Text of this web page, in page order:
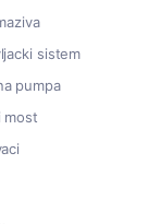
sistem
pumpa
most